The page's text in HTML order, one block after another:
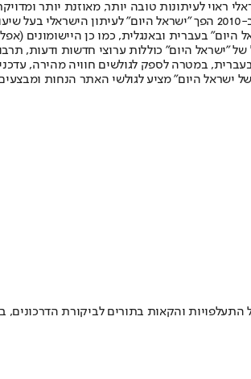
ראוי לעיתונות טובה יותר, מאוזנת יותר
תשלום. המהדורה המודפסת הראשונה פורסמה ב-30 ביולי 2007,
"ישראל היום" כוללות ערוצי חדשות ודעות,
בעברית, במטרה לספק לגולשים חוויה
ישראל היום" מציע לגולשי האתר הנחות
התעלפויות והקאות בתורים לביקורת